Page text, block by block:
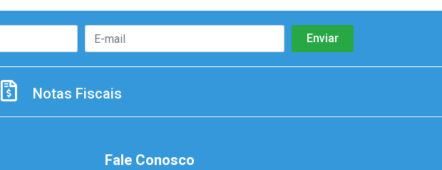
Notas Fiscais
Fale Conosco